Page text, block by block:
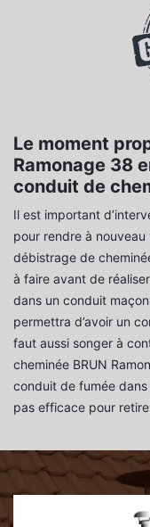
Le moment
Ramonage 38
conduit de
Il est important
pour rendre à
débistrage de
à faire avant de
dans un conduit
permettra d’avoir un
faut aussi songer à
cheminée BRUN
conduit de fumée dans
pas efficace pour